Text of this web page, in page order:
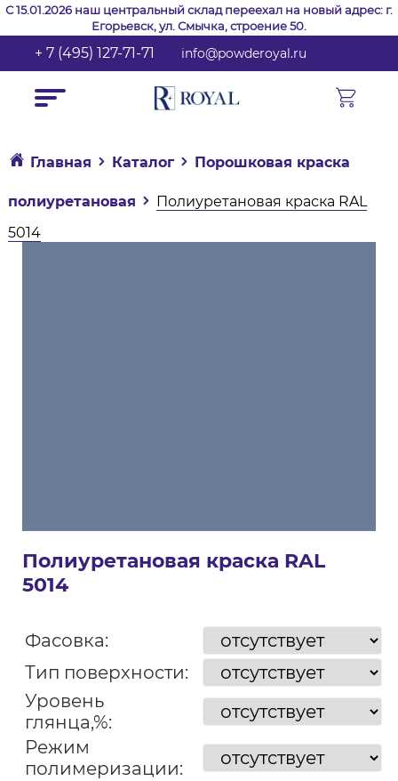
С 15.01.2026 наш центральный склад переехал на новый адрес: г.
Егорьевск, ул. Смычка, строение 50.
+ 7 (495) 127-71-71 info@powderoyal.ru
Главная Каталог Порошковая краска
полиуретановая
Полиуретановая краска RAL
5014
Полиуретановая краска RAL
5014
Фасовка:
Тип поверхности:
Уровень
глянца,%:
Режим
полимеризации: